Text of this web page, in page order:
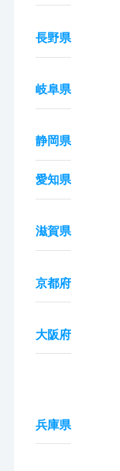
長野県
岐阜県
静岡県
愛知県
滋賀県
京都府
大阪府
兵庫県